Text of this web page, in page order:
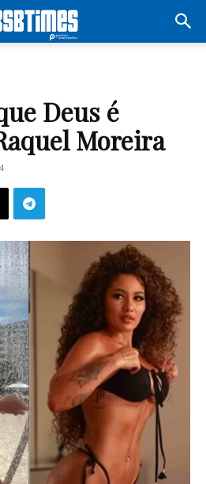
Deus é
Moreira